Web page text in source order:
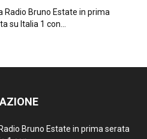
Radio Bruno Estate in prima
su Italia 1 con...
Bruno Estate in prima serata